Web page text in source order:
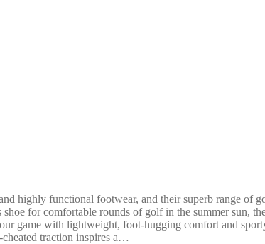
highly functional footwear, and their superb range of
for comfortable rounds of golf in the summer sun,
game with lightweight, foot-hugging comfort and
traction inspires a…